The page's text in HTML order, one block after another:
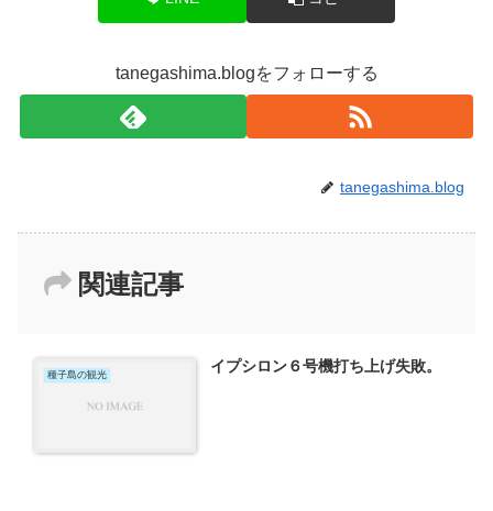
tanegashima.blogをフォローする
tanegashima.blog
関連記事
種子島の観光 イプシロン６号機打ち上げ失敗。